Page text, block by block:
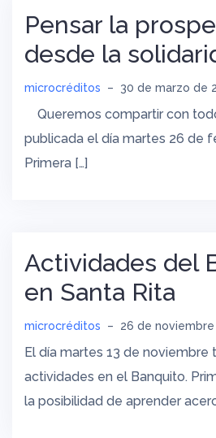
Pensar la
desde la
microcréditos – 30 de marzo de
Queremos compartir con
publicada el día martes 26 de
Primera […]
Actividades del
en Santa Rita
microcréditos – 26 de noviembre
El día martes 13 de noviembre
actividades en el Banquito.
la posibilidad de aprender